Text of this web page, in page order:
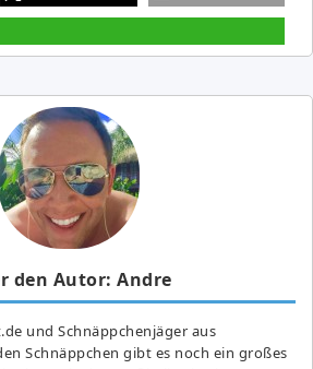
den Autor: Andre
und Schnäppchenjäger aus
Schnäppchen gibt es noch ein großes